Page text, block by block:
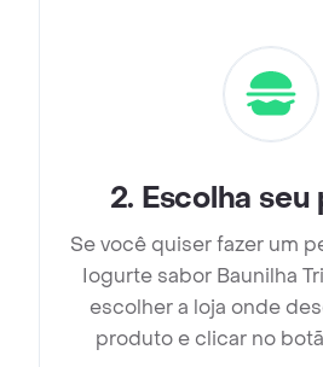
2. Escolha
Se você quiser fazer um
Iogurte sabor Baunilha
escolher a loja onde
produto e clicar no